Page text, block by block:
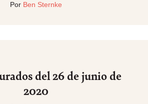
Por Ben Sternke
del 26 de junio de
2020